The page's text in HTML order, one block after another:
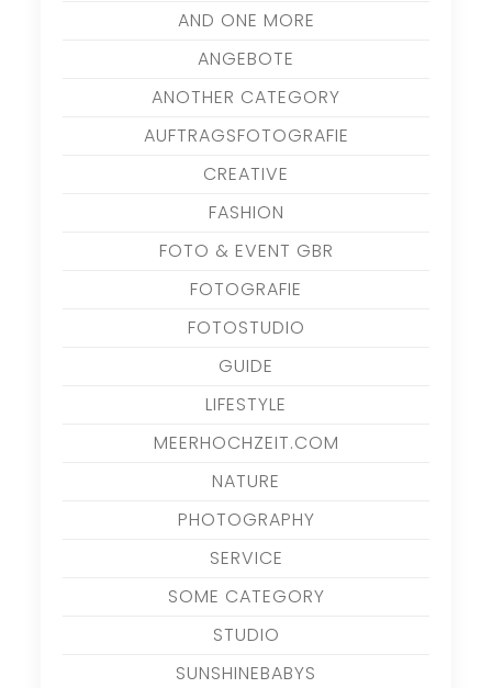
AND ONE MORE
ANGEBOTE
ANOTHER CATEGORY
AUFTRAGSFOTOGRAFIE
CREATIVE
FASHION
FOTO & EVENT GBR
FOTOGRAFIE
FOTOSTUDIO
GUIDE
LIFESTYLE
MEERHOCHZEIT.COM
NATURE
PHOTOGRAPHY
SERVICE
SOME CATEGORY
STUDIO
SUNSHINEBABYS